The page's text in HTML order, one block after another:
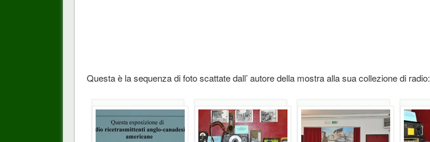
Questa è la sequenza di foto scattate dall’ autore della mostra alla sua collezione di radio: